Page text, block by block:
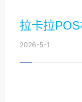
拉卡拉
2026-5-1